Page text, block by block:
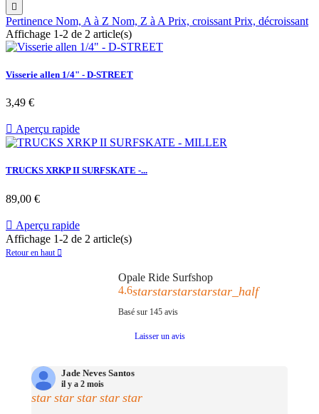

Pertinence Nom, A à Z Nom, Z à A Prix, croissant Prix, décroissant
Affichage 1-2 de 2 article(s)
Visserie allen 1/4" - D-STREET
Prix
3,49 €
 Aperçu rapide
TRUCKS XRKP II SURFSKATE -...
Prix
89,00 €
 Aperçu rapide
Affichage 1-2 de 2 article(s)
Retour en haut 
Opale Ride Surfshop
4.6starstarstarstarstar_half
Basé sur 145avis
Laisser un avis
Jade Neves Santos
il y a 2 mois
star star star star star